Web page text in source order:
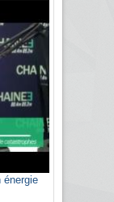
énergie